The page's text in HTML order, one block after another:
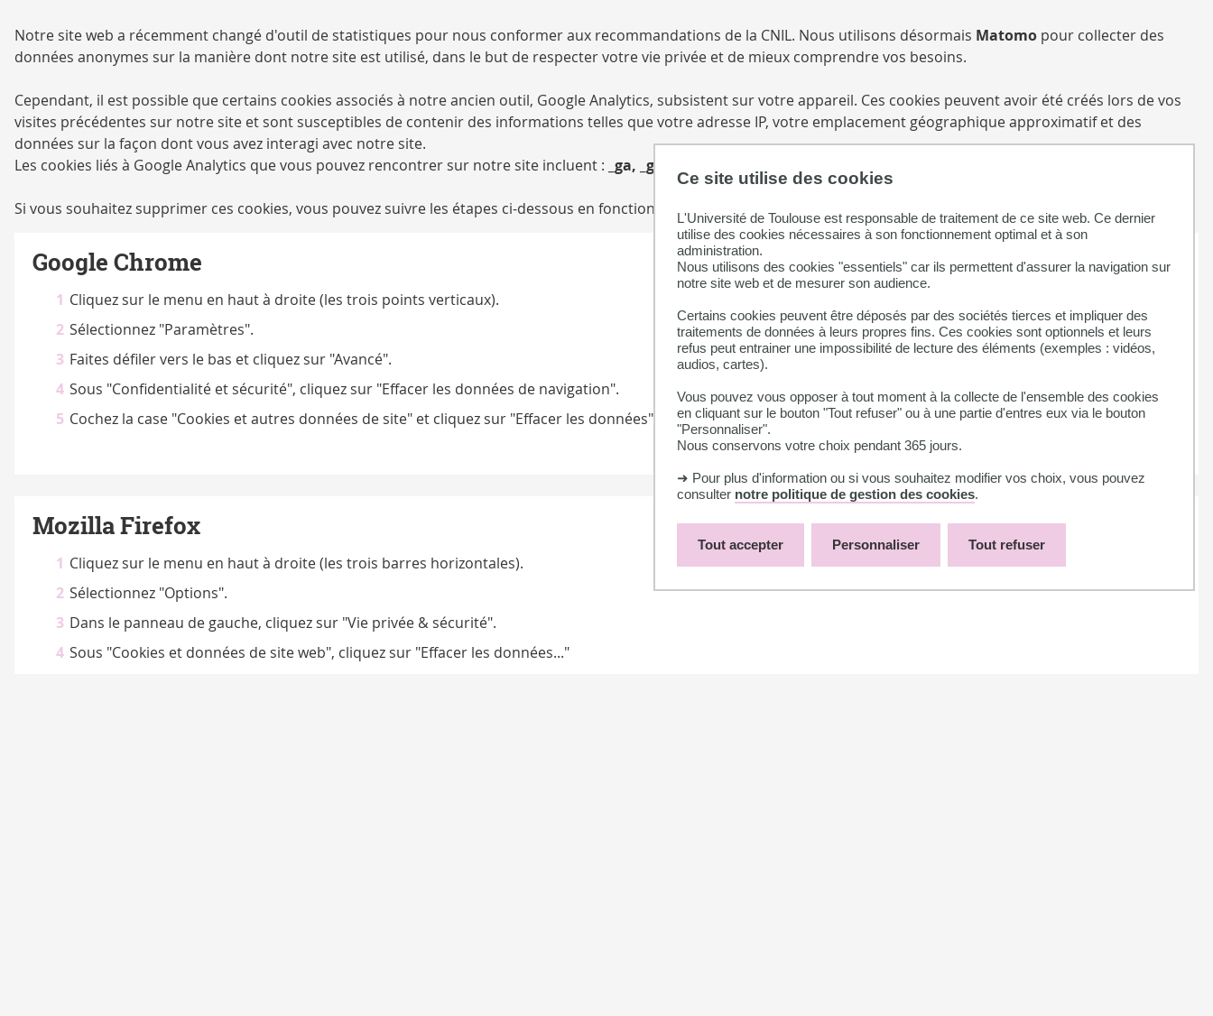
Ce site utilise des cookies
L'Université de Toulouse est responsable de traitement de ce site web. Ce dernier
utilise des cookies nécessaires à son fonctionnement optimal et à son
administration.
Nous utilisons des cookies "essentiels" car ils permettent d'assurer la navigation sur
notre site web et de mesurer son audience.
Certains cookies peuvent être déposés par des sociétés tierces et impliquer des
traitements de données à leurs propres fins. Ces cookies sont optionnels et leurs
refus peut entrainer une impossibilité de lecture des éléments (exemples : vidéos,
audios, cartes).
Vous pouvez vous opposer à tout moment à la collecte de l'ensemble des cookies
en cliquant sur le bouton "Tout refuser" ou à une partie d'entres eux via le bouton
"Personnaliser".
Nous conservons votre choix pendant 365 jours.
➜ Pour plus d'information ou si vous souhaitez modifier vos choix, vous pouvez
consulter notre politique de gestion des cookies.
Tout accepter Tout refuser
Personnaliser
Notre site web a récemment changé d'outil de statistiques pour nous conformer aux recommandations de la CNIL. Nous utilisons désormais Matomo pour collecter des
données anonymes sur la manière dont notre site est utilisé, dans le but de respecter votre vie privée et de mieux comprendre vos besoins.
Cependant, il est possible que certains cookies associés à notre ancien outil, Google Analytics, subsistent sur votre appareil. Ces cookies peuvent avoir été créés lors de vos
visites précédentes sur notre site et sont susceptibles de contenir des informations telles que votre adresse IP, votre emplacement géographique approximatif et des
données sur la façon dont vous avez interagi avec notre site.
Les cookies liés à Google Analytics que vous pouvez rencontrer sur notre site incluent : _ga, _gid et _gat.
Si vous souhaitez supprimer ces cookies, vous pouvez suivre les étapes ci-dessous en fonction de votre navigateur :
Google Chrome
Cliquez sur le menu en haut à droite (les trois points verticaux).
Sélectionnez "Paramètres".
Faites défiler vers le bas et cliquez sur "Avancé".
Sous "Confidentialité et sécurité", cliquez sur "Effacer les données de navigation".
Cochez la case "Cookies et autres données de site" et cliquez sur "Effacer les données".
Mozilla Firefox
Cliquez sur le menu en haut à droite (les trois barres horizontales).
Sélectionnez "Options".
Dans le panneau de gauche, cliquez sur "Vie privée & sécurité".
Sous "Cookies et données de site web", cliquez sur "Effacer les données..."